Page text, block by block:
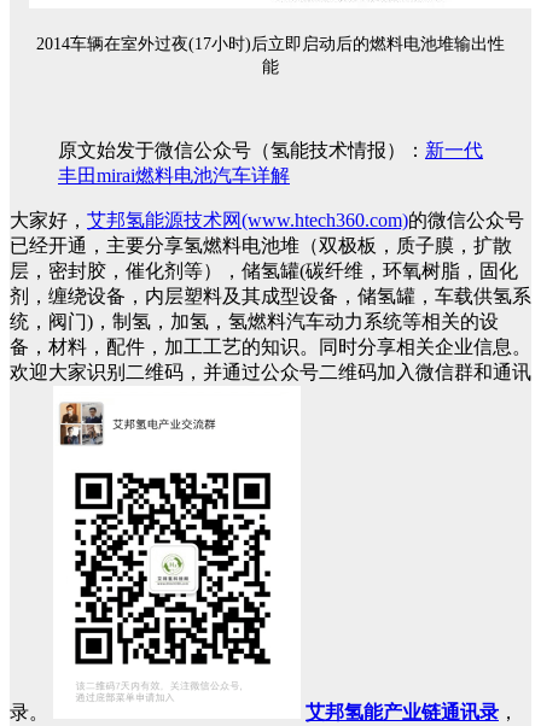
2014车辆在室外过夜(17小时)后立即启动后的燃料电池堆输出性
能
原文始发于微信公众号（氢能技术情报）： 新一代
丰田mirai燃料电池汽车详解
大家好， 艾邦氢能源技术网(www.htech360.com)的微信公众号
已经开通，主要分享氢燃料电池堆（双极板，质子膜，扩散
层，密封胶，催化剂等），储氢罐(碳纤维，环氧树脂，固化
剂，缠绕设备，内层塑料及其成型设备，储氢罐，车载供氢系
统，阀门)，制氢，加氢，氢燃料汽车动力系统等相关的设
备，材料，配件，加工工艺的知识。同时分享相关企业信息。
欢迎大家识别二维码，并通过公众号二维码加入微信群和通讯
录。 艾邦氢能产业链通讯录 ，